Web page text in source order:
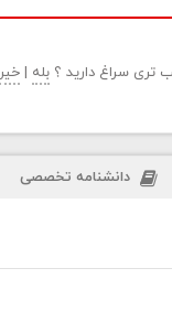
تری سراغ دارید ؟ بله |خیر
دانشنامه تخصصی